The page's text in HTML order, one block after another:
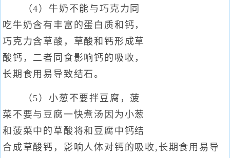
（4）牛奶不能与巧克力同
吃牛奶含有丰富的蛋白质和钙，
巧克力含草酸，草酸和钙形成草
酸钙，二者同食影响钙的吸收，
长期食用易导致结石。
（5）小葱不要拌豆腐，菠
菜不要与豆腐一快煮汤因为小葱
和菠菜中的草酸将和豆腐中钙结
合成草酸钙，影响人体对钙的吸收,长期食用易导